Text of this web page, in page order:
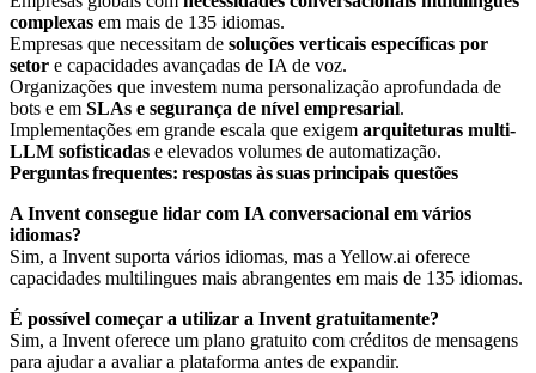
complexas em mais de 135 idiomas.
Empresas que necessitam de soluções verticais específicas por
setor e capacidades avançadas de IA de voz.
Organizações que investem numa personalização aprofundada de
bots e em SLAs e segurança de nível empresarial.
Implementações em grande escala que exigem arquiteturas multi-
LLM sofisticadas e elevados volumes de automatização.
Perguntas frequentes: respostas às suas principais questões
A Invent consegue lidar com IA conversacional em vários
idiomas?
Sim, a Invent suporta vários idiomas, mas a Yellow.ai oferece
capacidades multilingues mais abrangentes em mais de 135 idiomas.
É possível começar a utilizar a Invent gratuitamente?
Sim, a Invent oferece um plano gratuito com créditos de mensagens
para ajudar a avaliar a plataforma antes de expandir.